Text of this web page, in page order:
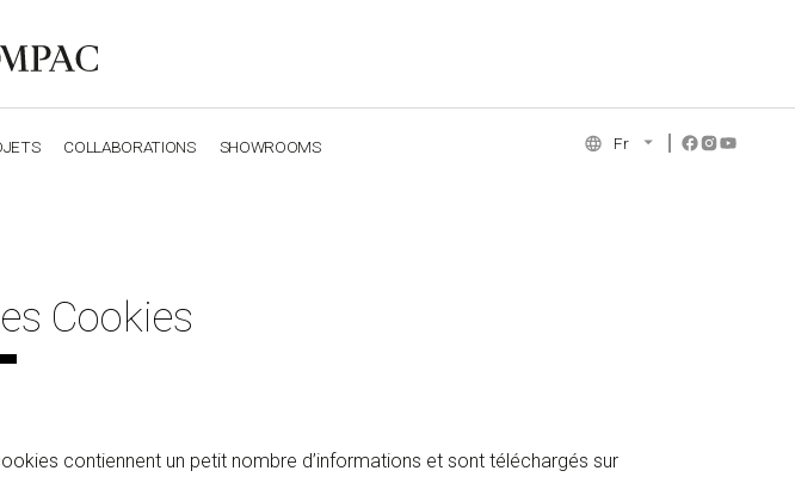
COLLABORATIONS SHOWROOMS Fr
Cookies
contiennent un petit nombre d’informations et sont téléchargés sur